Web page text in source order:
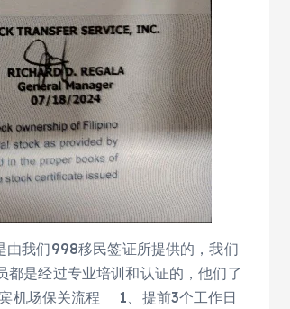
我们998移民签证所提供的，我们
是经过专业培训和认证的，他们了
机场保关流程 1、提前3个工作日